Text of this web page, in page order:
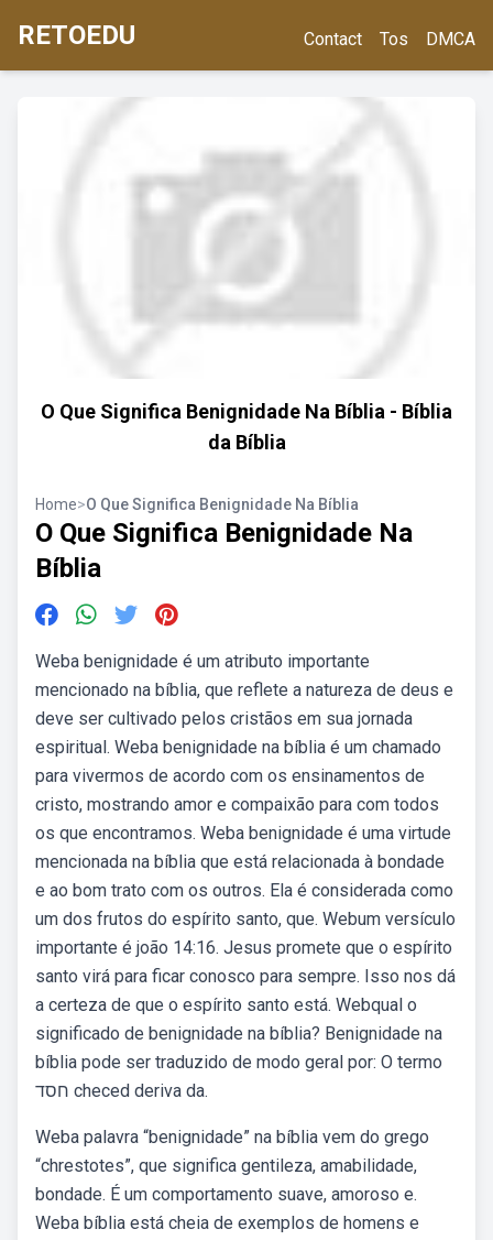
RETOEDU Contact Tos DMCA
O Que Significa Benignidade Na Bíblia - Bíblia
da Bíblia
Home>O Que Significa Benignidade Na Bíblia
O Que Significa Benignidade Na
Bíblia
Weba benignidade é um atributo importante
mencionado na bíblia, que reflete a natureza de deus e
deve ser cultivado pelos cristãos em sua jornada
espiritual. Weba benignidade na bíblia é um chamado
para vivermos de acordo com os ensinamentos de
cristo, mostrando amor e compaixão para com todos
os que encontramos. Weba benignidade é uma virtude
mencionada na bíblia que está relacionada à bondade
e ao bom trato com os outros. Ela é considerada como
um dos frutos do espírito santo, que. Webum versículo
importante é joão 14:16. Jesus promete que o espírito
santo virá para ficar conosco para sempre. Isso nos dá
a certeza de que o espírito santo está. Webqual o
significado de benignidade na bíblia? Benignidade na
bíblia pode ser traduzido de modo geral por: O termo
חסד checed deriva da.
Weba palavra “benignidade” na bíblia vem do grego
“chrestotes”, que significa gentileza, amabilidade,
bondade. É um comportamento suave, amoroso e.
Weba bíblia está cheia de exemplos de homens e